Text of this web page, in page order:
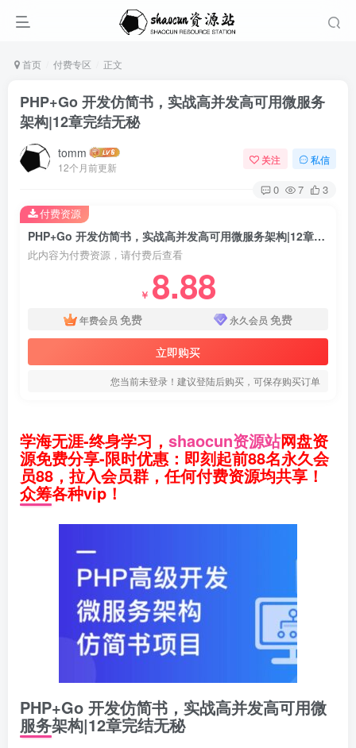
首页 付费专区 正文
PHP+Go 开发仿简书，实战高并发高可用微服务
架构|12章完结无秘
tomm
12个月前更新
关注 私信
0 7 3
PHP+Go 开发仿简书，实战高并发高可用微服务架构|12章完结无秘
此内容为付费资源，请付费后查看
￥ 8.88
年费会员 免费 永久会员 免费
立即购买
您当前未登录！建议登陆后购买，可保存购买订单
付费资源
学海无涯-终身学习， shaocun资源站网盘资
源免费分享-限时优惠：即刻起前88名永久会
员88，拉入会员群，任何付费资源均共享！
众筹各种vip！
PHP+Go 开发仿简书，实战高并发高可用微
服务架构|12章完结无秘